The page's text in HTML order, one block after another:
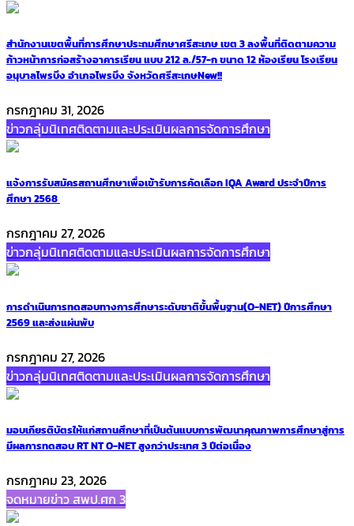
สำนักงานเขตพื้นที่การศึกษาประถมศึกษาศรีสะเกษ เขต 3 ลงพื้นที่ติดตามความ
ก้าวหน้าการก่อสร้างอาคารเรียน แบบ 212 ล./57-ก ขนาด 12 ห้องเรียน โรงเรียน
อนุบาลไพรบึง อำเภอไพรบึง จังหวัดศรีสะเกษNew!!
กรกฎาคม 31, 2026
ข่าวกลุ่มนิเทศติดตามและประเมินผลการจัดการศึกษา
แจ้งการรับสมัครสถานศึกษาเพื่อเข้ารับการคัดเลือก IQA Award ประจำปีการ
ศึกษา 2568
กรกฎาคม 27, 2026
ข่าวกลุ่มนิเทศติดตามและประเมินผลการจัดการศึกษา
การดำเนินการทดสอบทางการศึกษาระดับชาติขั้นพื้นฐาน(O-NET) ปีการศึกษา
2569 และส่งแผ่นพับ
กรกฎาคม 27, 2026
ข่าวกลุ่มนิเทศติดตามและประเมินผลการจัดการศึกษา
มอบเกียรติบัตรให้แก่สถานศึกษาที่เป็นต้นแบบการพัฒนาคุณภาพการศึกษาสู่การ
มีผลการทดสอบ RT NT O-NET สูงกว่าประเทศ 3 ปีต่อเนื่อง
กรกฎาคม 23, 2026
จดหมายข่าว สพป.ศก 3